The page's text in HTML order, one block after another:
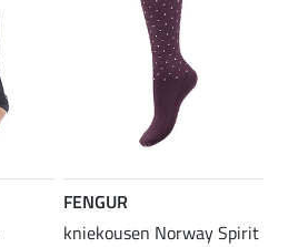
FENGUR
kniekousen Norway Spirit